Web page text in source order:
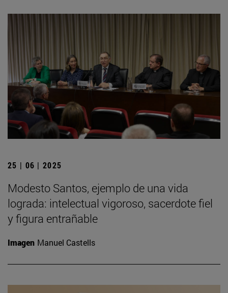
25 | 06 | 2025
Modesto Santos, ejemplo de una vida
lograda: intelectual vigoroso, sacerdote fiel
y figura entrañable
Imagen Manuel Castells